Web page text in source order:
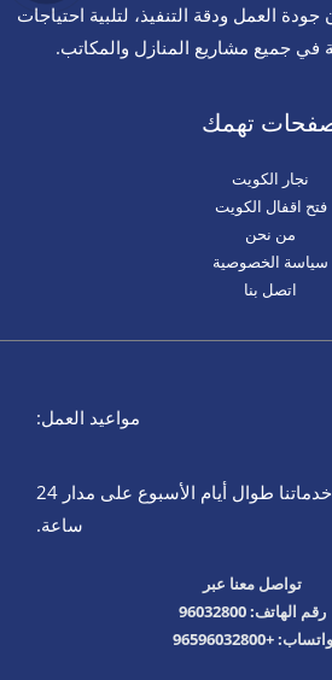
العمل ودقة التنفيذ، لتلبية احتياجات
في جميع مشاريع المنازل والمكاتب.
تهمك
نجار الكويت
فتح اقفال الكويت
من نحن
سياسة الخصوصية
اتصل بنا
مواعيد العمل:
نلتزم بتقديم خدماتنا طوال أيام الأسبوع على مدار 24
ساعة.
تواصل معنا عبر
رقم الهاتف: 96032800
واتساب: +96596032800